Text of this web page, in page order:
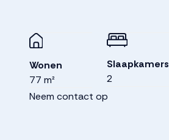
Wonen
77 m²
Slaapkamers
2
Neem contact op